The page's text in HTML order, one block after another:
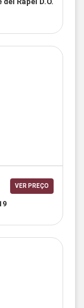
VER PREÇO